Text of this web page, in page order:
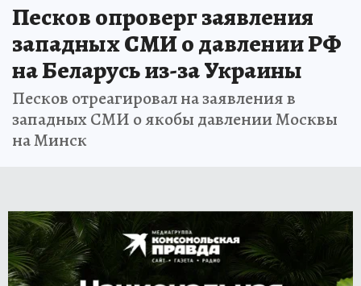
Песков опроверг заявления
западных СМИ о давлении РФ
на Беларусь из-за Украины
Песков отреагировал на заявления в
западных СМИ о якобы давлении Москвы
на Минск